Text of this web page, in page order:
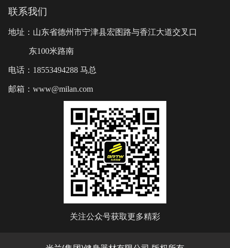
联系我们
地址：山东省德州市宁津县宏图路与香江大道交叉口
东100米路南
电话：18553494288 马总
邮箱：www@milan.com
关注公众号获取更多精彩